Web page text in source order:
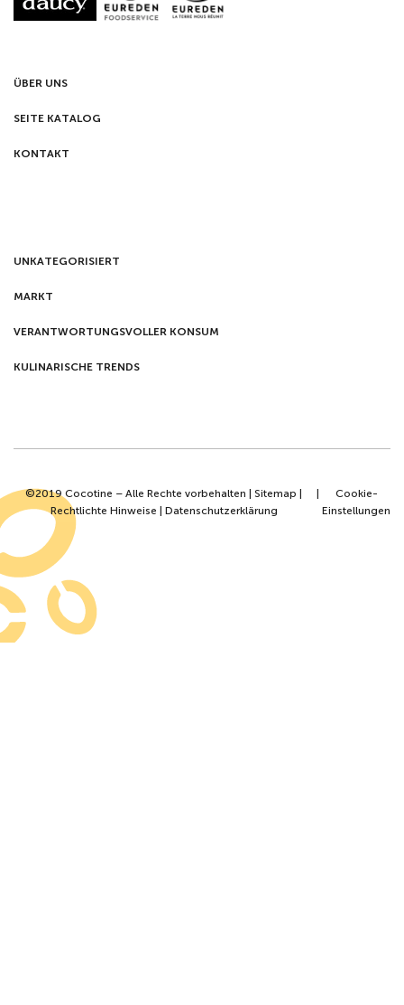
ÜBER UNS
SEITE KATALOG
KONTAKT
UNKATEGORISIERT
MARKT
VERANTWORTUNGSVOLLER KONSUM
KULINARISCHE TRENDS
©2019 Cocotine – Alle Rechte vorbehalten | Sitemap
Rechtlichte Hinweise
Datenschutzerklärung
Cookie-
Einstellungen